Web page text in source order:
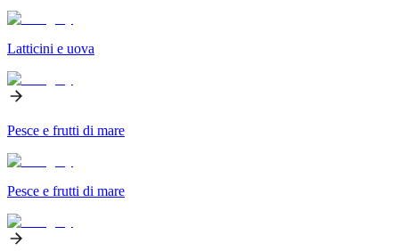
Latticini e uova
Pesce e frutti di mare
Pesce e frutti di mare